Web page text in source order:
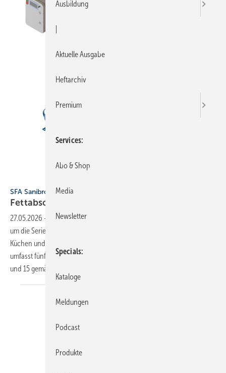
SFA Sanibroy
Fettabscheider für
27.05.2026 -
Sein Sortiment an Fettabscheidern ergänzt SFA Sanibroy
um die Serie Sanigrease S, die für die Freiaufstellung in gewerblichen
Küchen und in der Lebensmittelverarbeitung konzipiert ist. Die Serie
umfasst fünf Ausführungen, jeweils in den Nenngrößen NS 2, 4, 7, 10
und 15 gemäß DIN EN 1825, und
Ausbildung
Aktuelle Ausgabe
Heftarchiv
Premium
Services
Abo & Shop
Media
Newsletter
Specials
Kataloge
Meldungen
Podcast
Produkte